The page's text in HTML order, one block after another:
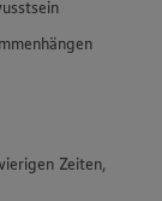
Zeiten,